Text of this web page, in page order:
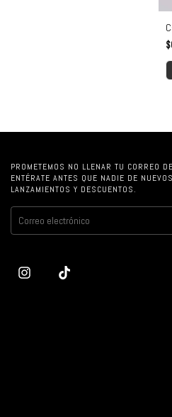
PROMETEMOS NO LLENAR TU CORREO
ENTÉRATE ANTES QUE NADIE DE NUEVOS
LANZAMIENTOS Y DESCUENTOS.